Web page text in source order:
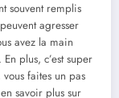
souvent remplis
agresser
avez la main
plus, c’est super
faites un pas
savoir plus sur